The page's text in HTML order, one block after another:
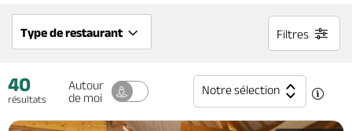
Dormir, manger
Séjours, cadeaux
Type de restaurant Filtres
40
résultats
Autour
de moi
Notre sélection